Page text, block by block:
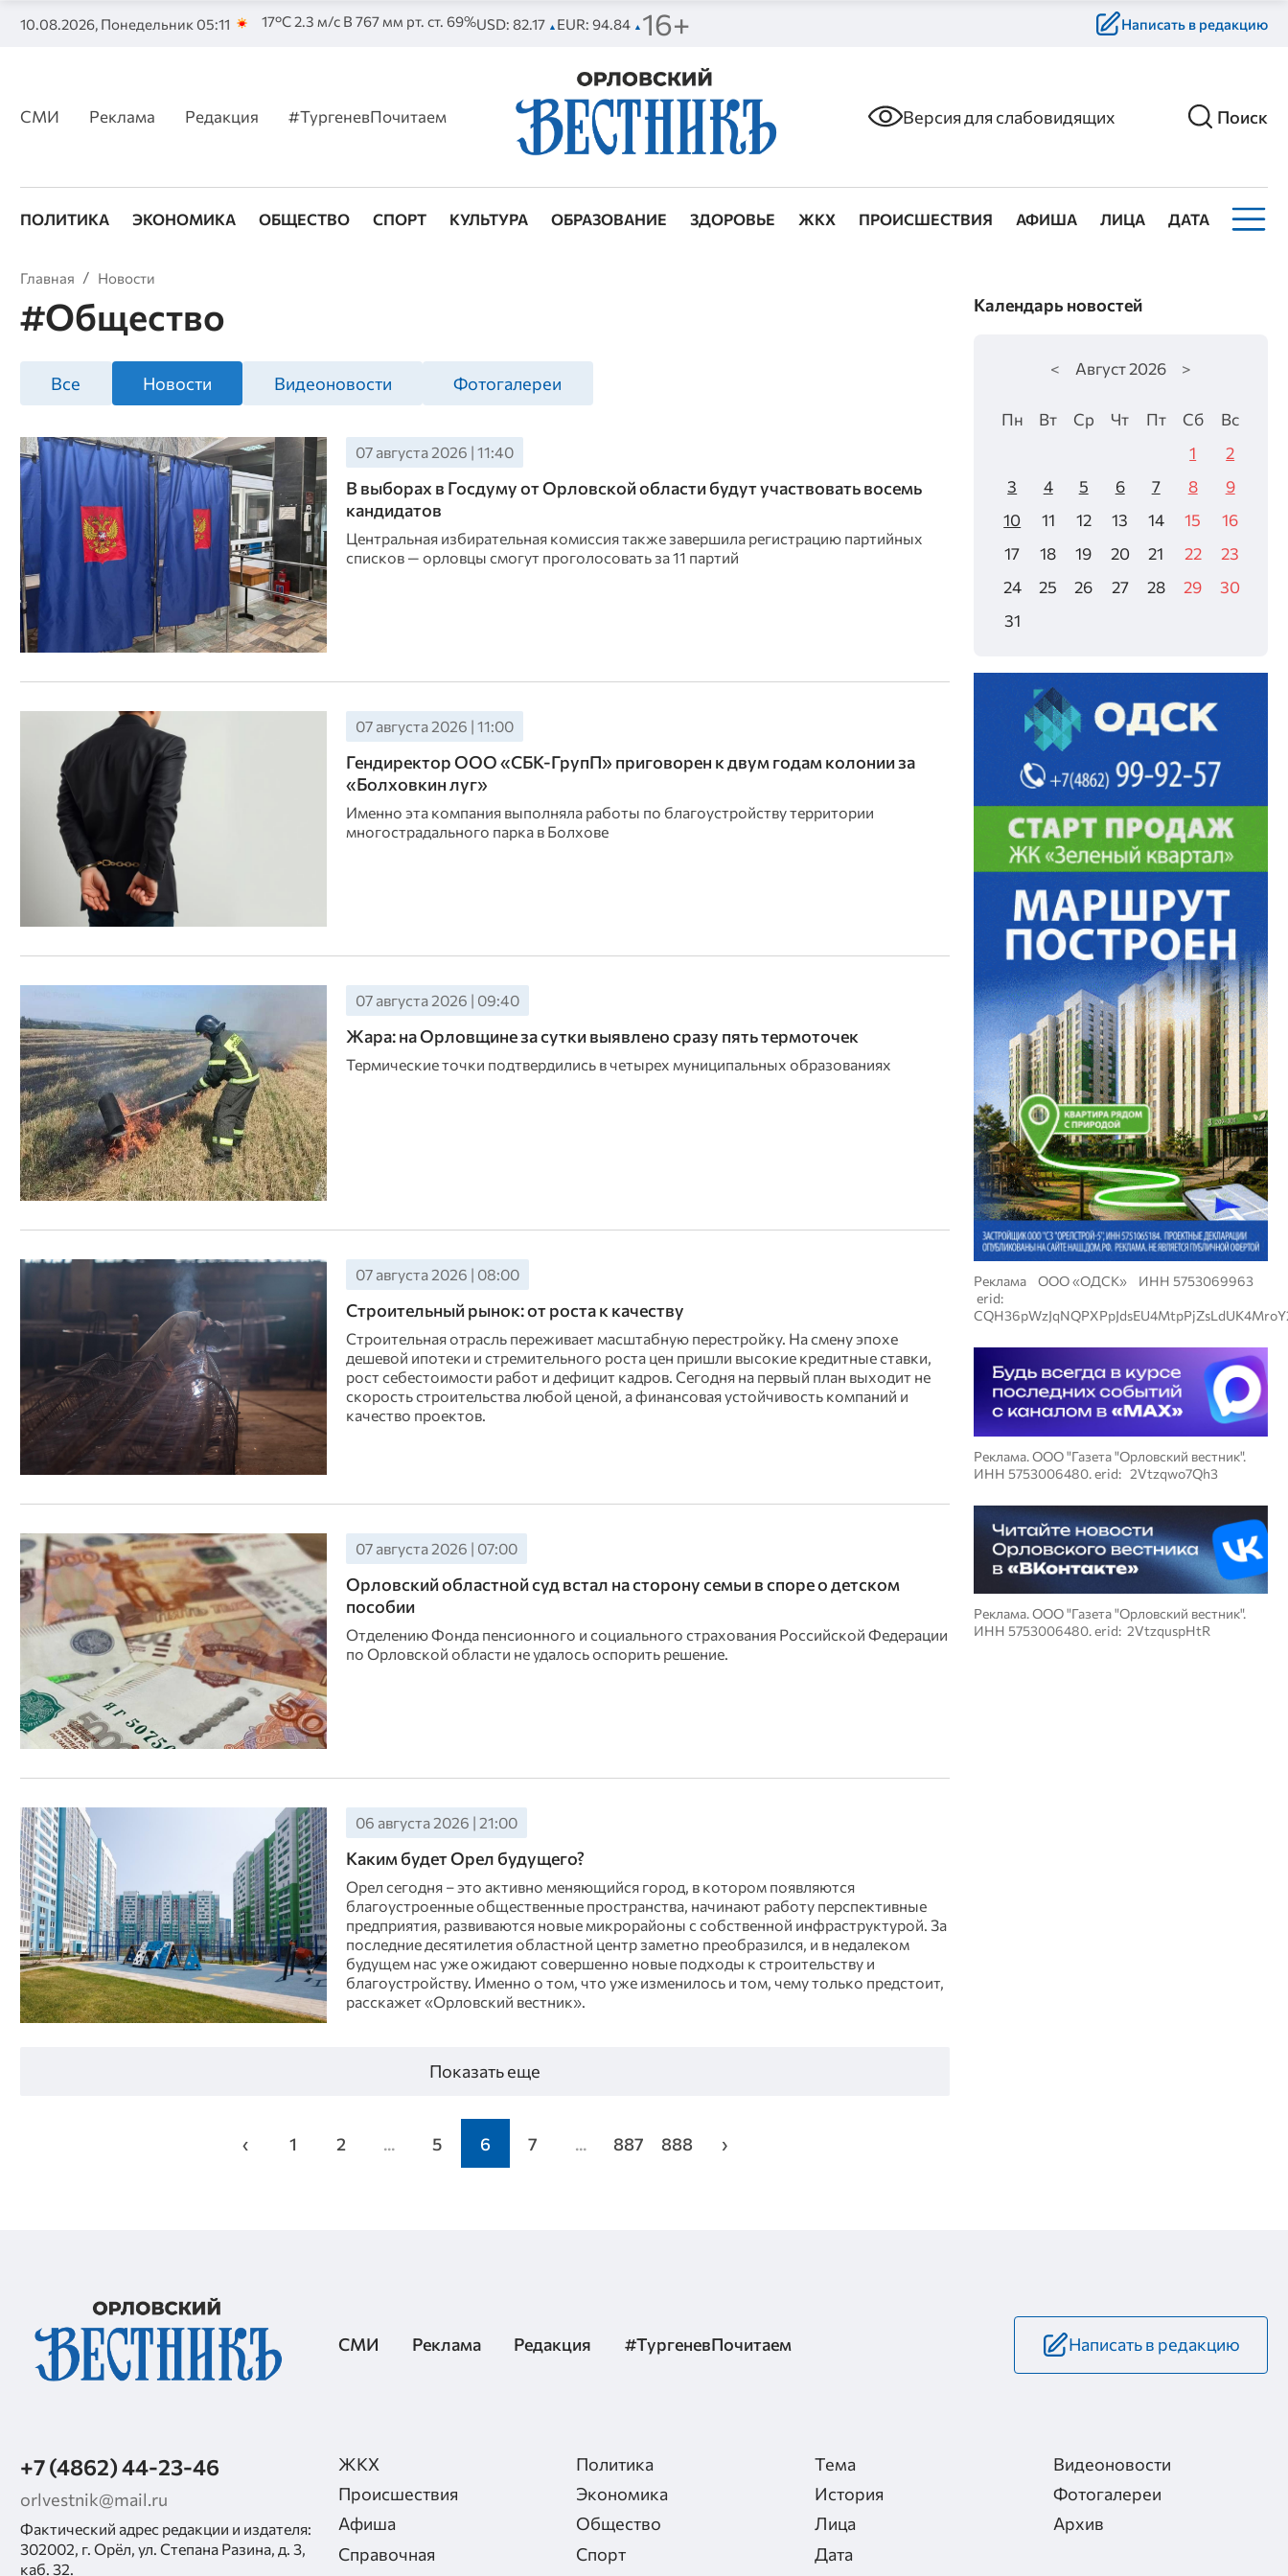
10.08.2026, Понедельник 05:11 17°C 2.3 м/с В 767 мм рт. ст. 69%USD: 82.17 ▲ EUR: 94.84 ▲ 16+ Написать в редакцию
СМИ Реклама Редакция #ТургеневПочитаем Версия для слабовидящих Поиск
ПОЛИТИКА ЭКОНОМИКА ОБЩЕСТВО СПОРТ КУЛЬТУРА ОБРАЗОВАНИЕ ЗДОРОВЬЕ ЖКХ ПРОИСШЕСТВИЯ АФИША ЛИЦА ДАТА
Главная Новости
#Общество
Все Новости Видеоновости Фотогалереи
07 августа 2026 | 11:40
В выборах в Госдуму от Орловской области будут участвовать восемь
кандидатов
Центральная избирательная комиссия также завершила регистрацию партийных
списков — орловцы смогут проголосовать за 11 партий
07 августа 2026 | 11:00
Гендиректор ООО «СБК-ГрупП» приговорен к двум годам колонии за
«Болховкин луг»
Именно эта компания выполняла работы по благоустройству территории
многострадального парка в Болхове
07 августа 2026 | 09:40
Жара: на Орловщине за сутки выявлено сразу пять термоточек
Термические точки подтвердились в четырех муниципальных образованиях
07 августа 2026 | 08:00
Строительный рынок: от роста к качеству
Строительная отрасль переживает масштабную перестройку. На смену эпохе
дешевой ипотеки и стремительного роста цен пришли высокие кредитные ставки,
рост себестоимости работ и дефицит кадров. Сегодня на первый план выходит не
скорость строительства любой ценой, а финансовая устойчивость компаний и
качество проектов.
07 августа 2026 | 07:00
Орловский областной суд встал на сторону семьи в споре о детском
пособии
Отделению Фонда пенсионного и социального страхования Российской Федерации
по Орловской области не удалось оспорить решение.
06 августа 2026 | 21:00
Каким будет Орел будущего?
Орел сегодня – это активно меняющийся город, в котором появляются
благоустроенные общественные пространства, начинают работу перспективные
предприятия, развиваются новые микрорайоны с собственной инфраструктурой. За
последние десятилетия областной центр заметно преобразился, и в недалеком
будущем нас уже ожидают совершенно новые подходы к строительству и
благоустройству. Именно о том, что уже изменилось и том, чему только предстоит,
расскажет «Орловский вестник».
Показать еще
‹ 1 2 ... 5 6 7 ... 887 888 ›
Календарь новостей
< Август2026 >
Пн Вт Ср Чт Пт Сб
Вс
1
2
3
4 5 6 7 8
9
10
11 12 13 14 15
16
17
18 19 20 21 22
23
24
25 26 27 28 29
30
31
Реклама ООО «ОДСК» ИНН 5753069963
erid:
Реклама. ООО "Газета "Орловский вестник".
ИНН 5753006480. erid: 2Vtzqwo7Qh3
Реклама. ООО "Газета "Орловский вестник".
ИНН 5753006480. erid: 2VtzquspHtR
СМИ Реклама Редакция #ТургеневПочитаем Написать в редакцию
+7 (4862) 44-23-46
orlvestnik@mail.ru
Фактический адрес редакции и издателя:
302002, г. Орёл, ул. Степана Разина, д. 3,
каб. 32.
ЖКХ
Происшествия
Афиша
Справочная
Политика
Экономика
Общество
Спорт
Тема
История
Лица
Дата
Видеоновости
Фотогалереи
Архив